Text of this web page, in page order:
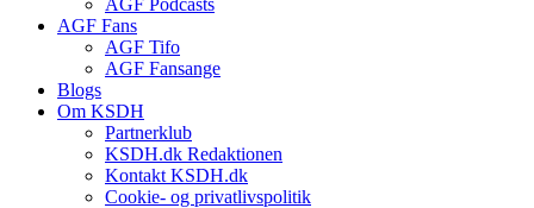
AGF Podcasts
AGF Fans
AGF Tifo
AGF Fansange
Blogs
Om KSDH
Partnerklub
KSDH.dk Redaktionen
Kontakt KSDH.dk
Cookie- og privatlivspolitik